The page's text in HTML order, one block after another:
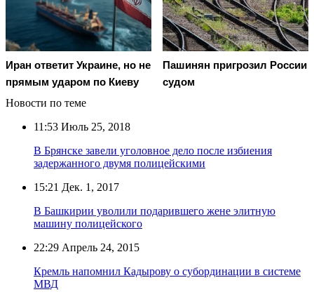
Иран ответит Украине, но не
прямым ударом по Киеву
Пашинян пригрозил России
судом
Новости по теме
11:53 Июль 25, 2018
В Брянске завели уголовное дело после избиения
задержанного двумя полицейскими
15:21 Дек. 1, 2017
В Башкирии уволили подарившего жене элитную
машину полицейского
22:29 Апрель 24, 2015
Кремль напомнил Кадырову о субординации в системе
МВД